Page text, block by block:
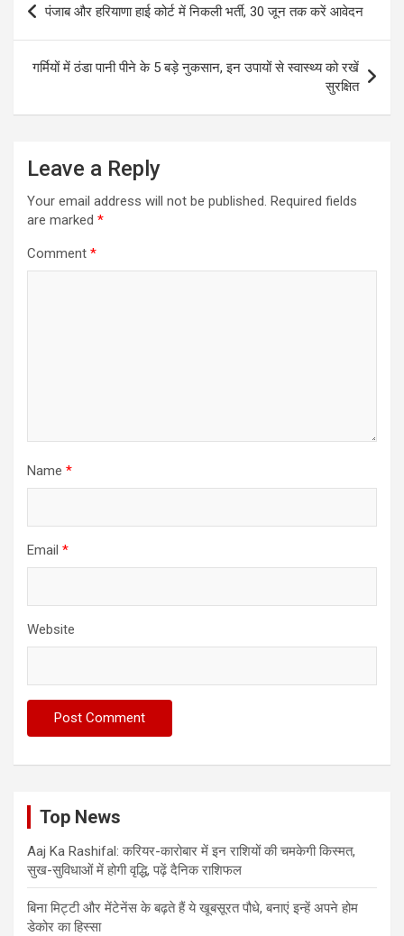
navigation
पंजाब और हरियाणा हाई कोर्ट में निकली भर्ती, 30 जून तक करें आवेदन
गर्मियों में ठंडा पानी पीने के 5 बड़े नुकसान, इन उपायों से स्वास्थ्य को रखें
सुरक्षित
Leave a Reply
Your email address will not be published. Required fields
are marked *
Comment *
Name *
Email *
Website
Top News
Aaj Ka Rashifal: करियर-कारोबार में इन राशियों की चमकेगी किस्मत,
सुख-सुविधाओं में होगी वृद्धि, पढ़ें दैनिक राशिफल
बिना मिट्टी और मेंटेनेंस के बढ़ते हैं ये खूबसूरत पौधे, बनाएं इन्‍हें अपने होम
डेकोर का हिस्‍सा